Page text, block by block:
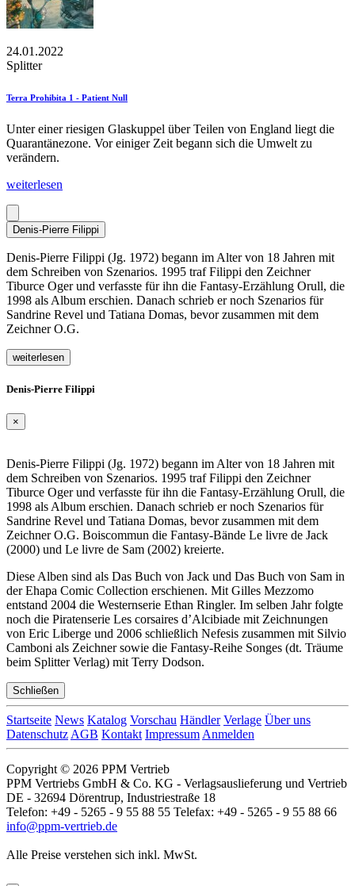
24.01.2022
Splitter
Terra Prohibita 1 - Patient Null
Unter einer riesigen Glaskuppel über Teilen von England liegt die
Quarantänezone. Vor einiger Zeit begann sich die Umwelt zu
verändern.
weiterlesen
Denis-Pierre Filippi
Denis-Pierre Filippi (Jg. 1972) begann im Alter von 18 Jahren mit
dem Schreiben von Szenarios. 1995 traf Filippi den Zeichner
Tiburce Oger und verfasste für ihn die Fantasy-Erzählung Orull, die
1998 als Album erschien. Danach schrieb er noch Szenarios für
Sandrine Revel und Tatiana Domas, bevor zusammen mit dem
Zeichner O.G.
weiterlesen
Denis-Pierre Filippi
×
Denis-Pierre Filippi (Jg. 1972) begann im Alter von 18 Jahren mit
dem Schreiben von Szenarios. 1995 traf Filippi den Zeichner
Tiburce Oger und verfasste für ihn die Fantasy-Erzählung Orull, die
1998 als Album erschien. Danach schrieb er noch Szenarios für
Sandrine Revel und Tatiana Domas, bevor zusammen mit dem
Zeichner O.G. Boiscommun die Fantasy-Bände Le livre de Jack
(2000) und Le livre de Sam (2002) kreierte.
Diese Alben sind als Das Buch von Jack und Das Buch von Sam in
der Ehapa Comic Collection erschienen. Mit Gilles Mezzomo
entstand 2004 die Westernserie Ethan Ringler. Im selben Jahr folgte
noch die Piratenserie Les corsaires d’Alcibiade mit Zeichnungen
von Eric Liberge und 2006 schließlich Nefesis zusammen mit Silvio
Camboni als Zeichner sowie die Fantasy-Reihe Songes (dt. Träume
beim Splitter Verlag) mit Terry Dodson.
Schließen
Startseite News Katalog Vorschau Händler Verlage Über uns
Datenschutz AGB Kontakt Impressum Anmelden
Copyright © 2026 PPM Vertrieb
PPM Vertriebs GmbH & Co. KG - Verlagsauslieferung und Vertrieb
DE - 32694 Dörentrup, Industriestraße 18
Telefon: +49 - 5265 - 9 55 88 55 Telefax: +49 - 5265 - 9 55 88 66
info@ppm-vertrieb.de
Alle Preise verstehen sich inkl. MwSt.